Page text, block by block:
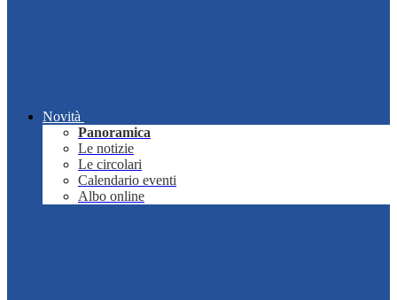
Novità
Panoramica
Le notizie
Le circolari
Calendario eventi
Albo online